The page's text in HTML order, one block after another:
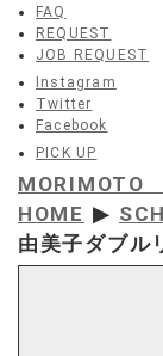
FAQ
REQUEST
JOB REQUEST
Instagram
Twitter
Facebook
PICK UP
HOME ▶
由美子ダブル